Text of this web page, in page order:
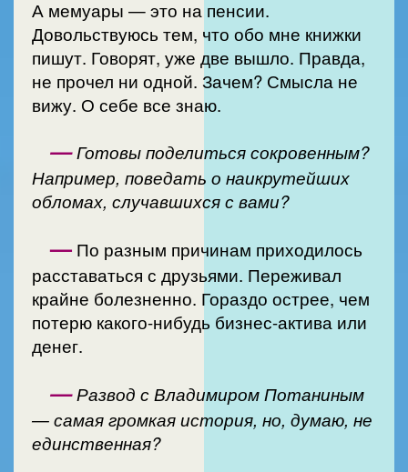
А мемуары — это на пенсии.
Довольствуюсь тем, что обо мне книжки
пишут. Говорят, уже две вышло. Правда,
не прочел ни одной. Зачем? Смысла не
вижу. О себе все знаю.
—Готовы поделиться сокровенным?
Например, поведать о наикрутейших
обломах, случавшихся с вами?
— По разным причинам приходилось
расставаться с друзьями. Переживал
крайне болезненно. Гораздо острее, чем
потерю какого-нибудь бизнес-актива или
денег.
—Развод с Владимиром Потаниным
— самая громкая история, но, думаю, не
единственная?